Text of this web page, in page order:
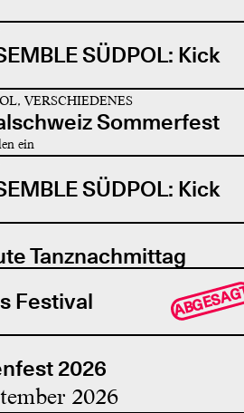
SÜDPOL: Kick
VERSCHIEDENES
Sommerfest
ein
SÜDPOL: Kick
Tanznachmittag
Festival
2026
2026